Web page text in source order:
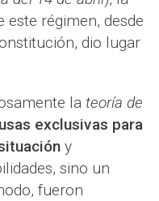
este régimen, desde
dio lugar
la teoría de
exclusivas para
y
sino un
fueron